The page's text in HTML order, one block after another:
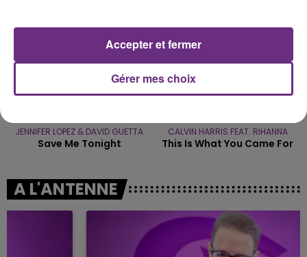
JENNIFER LOPEZ & DAVID GUETTA
Save Me Tonight
CALVIN HARRIS FEAT. RIHANNA
This Is What You Came For
A L'ANTENNE
Gérer mes choix
Accepter et fermer